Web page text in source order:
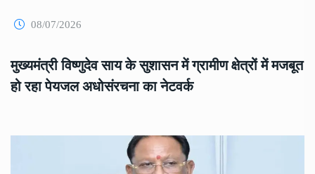
08/07/2026
मुख्यमंत्री विष्णुदेव साय के सुशासन में ग्रामीण क्षेत्रों में मजबूत
हो रहा पेयजल अधोसंरचना का नेटवर्क